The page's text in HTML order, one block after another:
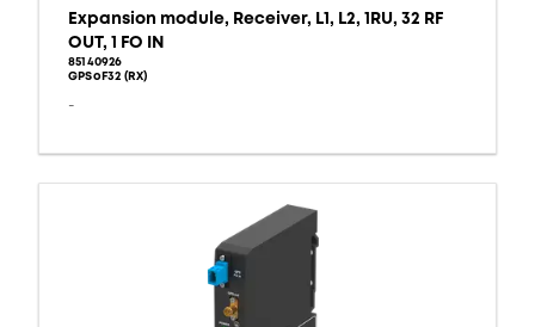
Expansion module, Receiver, L1, L2, 1RU, 32 RF
OUT, 1 FO IN
85140926
GPSoF32 (RX)
-